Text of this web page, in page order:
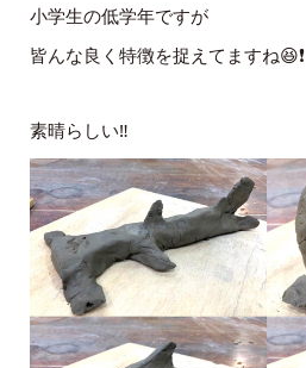
小学生の低学年ですが
皆んな良く特徴を捉えてますね😆❗️
素晴らしい‼️